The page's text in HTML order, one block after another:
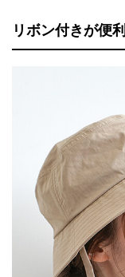
リボン付きが便